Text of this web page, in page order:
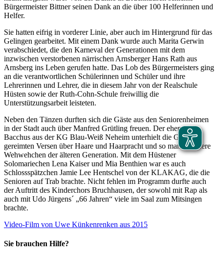
Bürgermeister Bittner seinen Dank an die über 100 Helferinnen und
Helfer.
Sie hatten eifrig in vorderer Linie, aber auch im Hintergrund für das
Gelingen gearbeitet. Mit einem Dank wurde auch Marita Gerwin
verabschiedet, die den Karneval der Generationen mit dem
inzwischen verstorbenen närrischen Arnsberger Hans Rath aus
Arnsberg ins Leben gerufen hatte. Das Lob des Bürgermeisters ging
an die verantwortlichen Schülerinnen und Schüler und ihre
Lehrerinnen und Lehrer, die in diesem Jahr von der Realschule
Hüsten sowie der Ruth-Cohn-Schule freiwillig die
Unterstützungsarbeit leisteten.
Neben den Tänzen durften sich die Gäste aus den Seniorenheimen
in der Stadt auch über Manfred Grütling freuen. Der ehemalige
Bacchus aus der KG Blau-Weiß Neheim unterhielt die Gäste in
gereimten Versen über Haare und Haarpracht und so manch andere
Wehwehchen der älteren Generation. Mit dem Hüstener
Solomariechen Lena Kaiser und Mia Benthien war es auch
Schlossspätzchen Jamie Lee Hentschel von der KLAKAG, die die
Senioren auf Trab brachte. Nicht fehlen im Programm durfte auch
der Auftritt des Kinderchors Bruchhausen, der sowohl mit Rap als
auch mit Udo Jürgens´ „66 Jahren“ viele im Saal zum Mitsingen
brachte.
Video-Film von Uwe Künkenrenken aus 2015
Sie brauchen Hilfe?